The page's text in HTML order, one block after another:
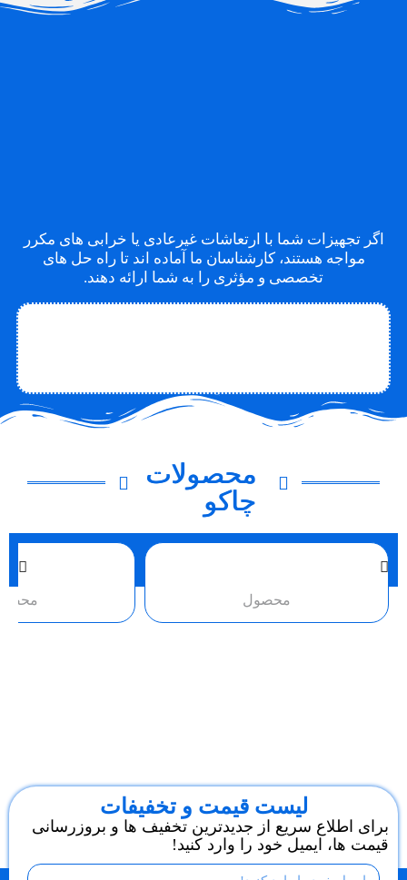
اگر تجهیزات شما با ارتعاشات غیرعادی یا خرابی های مکرر
مواجه هستند، کارشناسان ما آماده اند تا راه حل های
تخصصی و مؤثری را به شما ارائه دهند.
محصولات
چاکو
لیست قیمت و تخفیفات
برای اطلاع سریع از جدیدترین تخفیف ها و بروزرسانی
قیمت ها، ایمیل خود را وارد کنید!